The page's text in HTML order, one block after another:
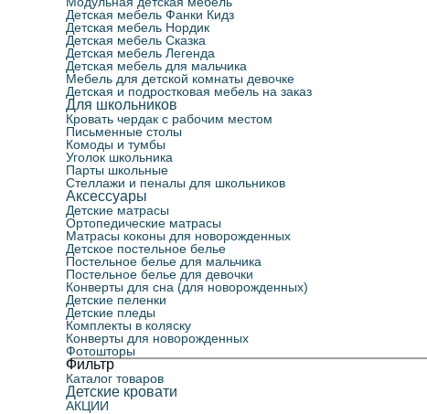
Детская мебель Фанки Кидз
Детская мебель Нордик
Детская мебель Сказка
Детская мебель Легенда
Детская мебель для мальчика
Мебель для детской комнаты девочке
Детская и подростковая мебель на заказ
Для школьников
Кровать чердак с рабочим местом
Письменные столы
Комоды и тумбы
Уголок школьника
Парты школьные
Стеллажи и пеналы для школьников
Аксессуары
Детские матрасы
Ортопедические матрасы
Матрасы коконы для новорожденных
Детское постельное белье
Постельное белье для мальчика
Постельное белье для девочки
Конверты для сна (для новорожденных)
Детские пеленки
Детские пледы
Комплекты в коляску
Конверты для новорожденных
Фотошторы
Фильтр
Каталог товаров
Детские кровати
АКЦИИ